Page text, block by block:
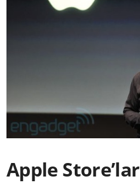
Apple Store’lar